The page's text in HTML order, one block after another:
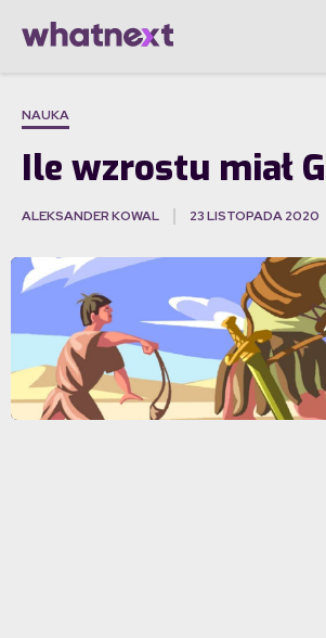
NAUKA
Ile wzrostu miał
ALEKSANDER KOWAL 23 LISTOPADA 2020